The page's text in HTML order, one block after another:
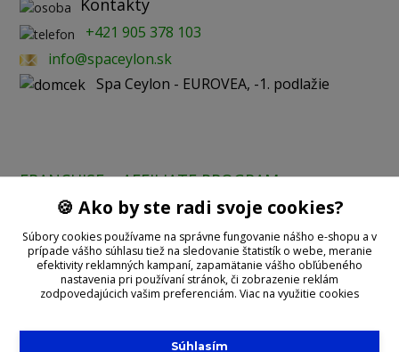
Kontakty
+421 905 378 103
info@spaceylon.sk
Spa Ceylon - EUROVEA, -1. podlažie
FRANCHISE AFFILIATE PROGRAM
Prijímame online platby:
🍪 Ako by ste radi svoje cookies?
Súbory cookies používame na správne fungovanie nášho e-shopu a v
prípade vášho súhlasu tiež na sledovanie štatistík o webe, meranie
efektivity reklamných kampaní, zapamätanie vášho obľúbeného
nastavenia pri používaní stránok, či zobrazenie reklám
zodpovedajúcich vašim preferenciám. Viac na využitie cookies
Súhlasím